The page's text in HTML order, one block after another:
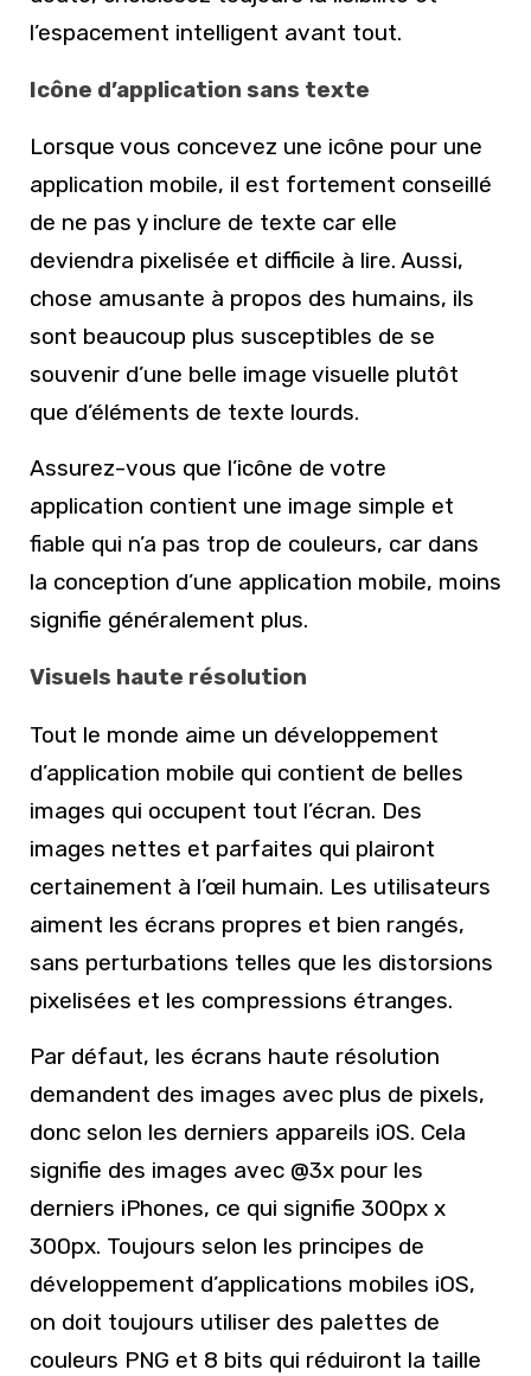
l’espacement intelligent avant tout.
Icône d’application sans texte
Lorsque vous concevez une icône pour une
application mobile, il est fortement conseillé
de ne pas y inclure de texte car elle
deviendra pixelisée et difficile à lire. Aussi,
chose amusante à propos des humains, ils
sont beaucoup plus susceptibles de se
souvenir d’une belle image visuelle plutôt
que d’éléments de texte lourds.
Assurez-vous que l’icône de votre
application contient une image simple et
fiable qui n’a pas trop de couleurs, car dans
la conception d’une application mobile, moins
signifie généralement plus.
Visuels haute résolution
Tout le monde aime un développement
d’application mobile qui contient de belles
images qui occupent tout l’écran. Des
images nettes et parfaites qui plairont
certainement à l’œil humain. Les utilisateurs
aiment les écrans propres et bien rangés,
sans perturbations telles que les distorsions
pixelisées et les compressions étranges.
Par défaut, les écrans haute résolution
demandent des images avec plus de pixels,
donc selon les derniers appareils iOS. Cela
signifie des images avec @3x pour les
derniers iPhones, ce qui signifie 300px x
300px. Toujours selon les principes de
développement d’applications mobiles iOS,
on doit toujours utiliser des palettes de
couleurs PNG et 8 bits qui réduiront la taille